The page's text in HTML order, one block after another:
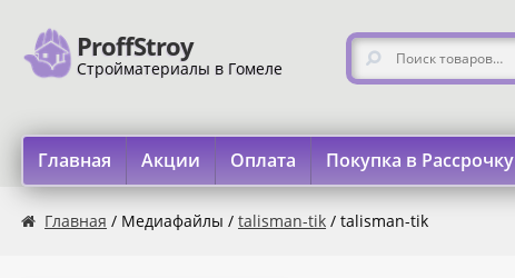
Перейти к навигации
Перейти к содержимому
ProffStroy
Стройматериалы в Гомеле
Искать:
Главная Акции Оплата Покупка в Рассрочку
Главная «SMART Карта» «Карта FUN» «Карта МАГНИТ»
Главная / Медиафайлы /talisman-tik / talisman-tik